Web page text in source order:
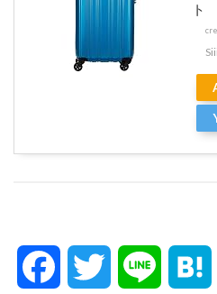
ト
Facebook Twitter Line